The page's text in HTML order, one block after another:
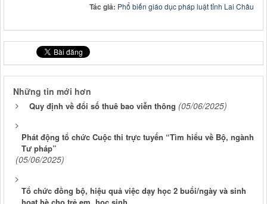
Tác giả: Phổ biến giáo dục pháp luật tỉnh Lai Châu
Những tin mới hơn
Quy định về đổi số thuê bao viễn thông (05/06/2025)
Phát động tổ chức Cuộc thi trực tuyến “Tìm hiểu về Bộ, ngành
Tư pháp”
(05/06/2025)
Tổ chức đồng bộ, hiệu quả việc dạy học 2 buổi/ngày và sinh